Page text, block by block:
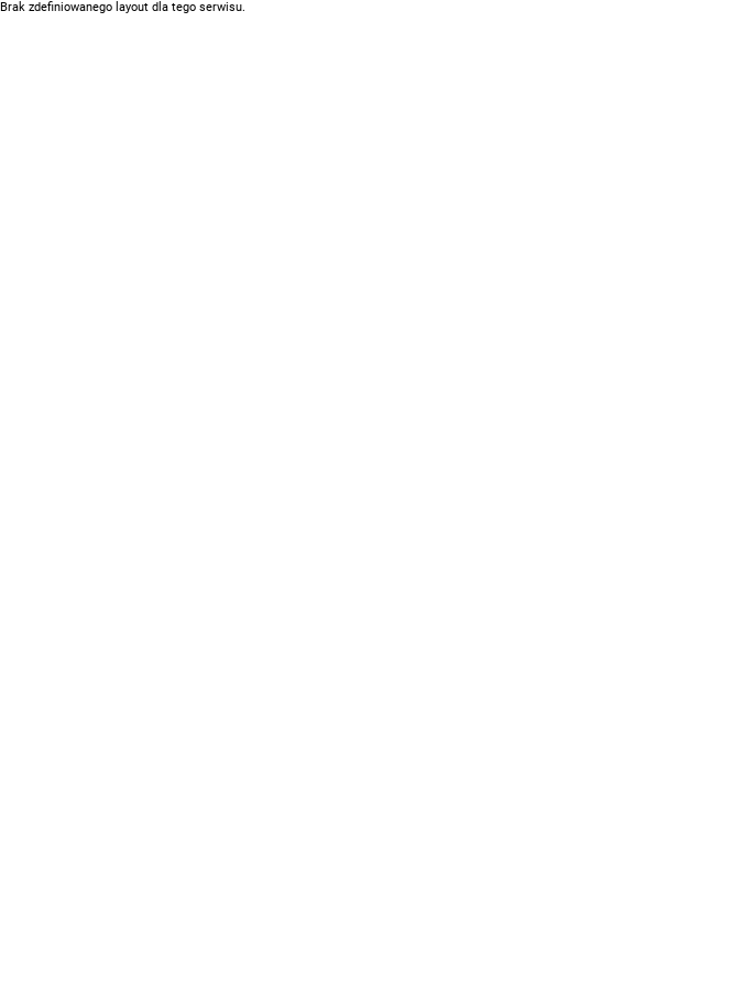
Brak zdefiniowanego layout dla tego serwisu.